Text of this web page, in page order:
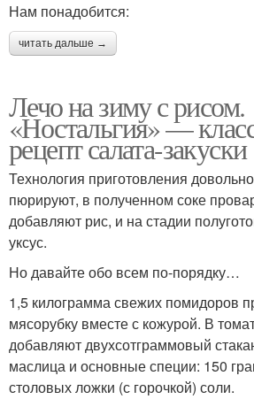
Нам понадобится:
читать дальше →
Лечо на зиму с рисом.
«Ностальгия» —
рецепт салата-закуски
Технология приготовления
пюрируют, в полученном соке
добавляют рис, и на стадии
уксус.
Но давайте обо всем по-порядку…
1,5 килограмма свежих помидоров
мясорубку вместе с кожурой. В
добавляют двухсотграммовый
маслица и основные специи: 150
столовых ложки (с горочкой) соли.